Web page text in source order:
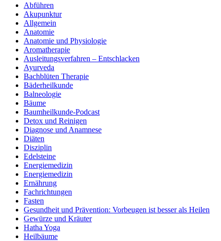
Abführen
Akupunktur
Allgemein
Anatomie
Anatomie und Physiologie
Aromatherapie
Ausleitungsverfahren – Entschlacken
Ayurveda
Bachblüten Therapie
Bäderheilkunde
Balneologie
Bäume
Baumheilkunde-Podcast
Detox und Reinigen
Diagnose und Anamnese
Diäten
Disziplin
Edelsteine
Energiemedizin
Energiemedizin
Ernährung
Fachrichtungen
Fasten
Gesundheit und Prävention: Vorbeugen ist besser als Heilen
Gewürze und Kräuter
Hatha Yoga
Heilbäume